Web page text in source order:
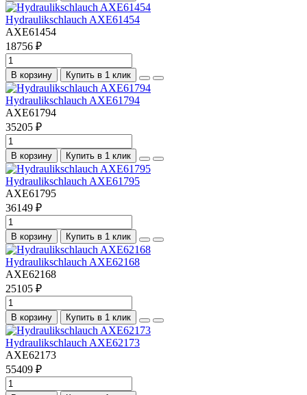
Hydraulikschlauch AXE61454
AXE61454
18756 ₽
В корзину Купить в 1 клик
Hydraulikschlauch AXE61794
AXE61794
35205 ₽
В корзину Купить в 1 клик
Hydraulikschlauch AXE61795
AXE61795
36149 ₽
В корзину Купить в 1 клик
Hydraulikschlauch AXE62168
AXE62168
25105 ₽
В корзину Купить в 1 клик
Hydraulikschlauch AXE62173
AXE62173
55409 ₽